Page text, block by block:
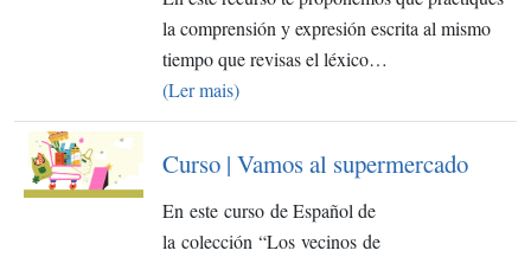
la comprensión y expresión escrita al mismo
tiempo que revisas el léxico…
(Ler mais)
Curso | Vamos al supermercado
En este curso de Español de
la colección “Los vecinos de